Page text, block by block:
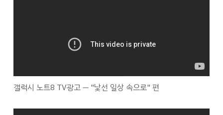
갤럭시 노트8 TV광고 ― "낯선 일상 속으로" 편